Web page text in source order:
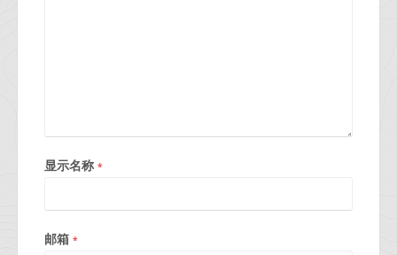
显示名称 *
邮箱 *